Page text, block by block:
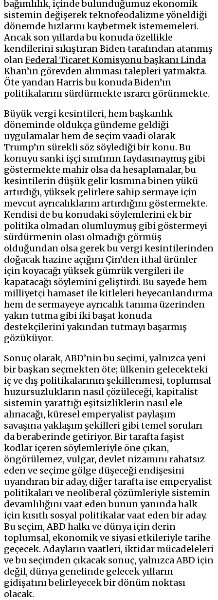
bağımlılık, içinde bulunduğumuz ekonomik
sistemin değişerek teknofeodalizme yöneldiği
dönemde hızlarını kaybetmek istememeleri.
Ancak son yıllarda bu konuda özellikle
kendilerini sıkıştıran Biden tarafından atanmış
olanFederal Ticaret Komisyonu başkanı Linda
Khan’ın görevden alınması talepleri yatmakta.
Öte yandan Harris bu konuda Biden’ın
politikalarını sürdürmekte ısrarcı görünmekte.
Büyük vergi kesintileri, hem başkanlık
döneminde oldukça gündeme geldiği
uygulamalar hem de seçim vaadi olarak
Trump’ın sürekli söz söylediği bir konu. Bu
konuyu sanki işçi sınıfının faydasınaymış gibi
göstermekte mahir olsa da hesaplamalar, bu
kesintilerin düşük gelir kısmına binen yükü
artırdığı, yüksek gelirlere sahip sermaye için
mevcut ayrıcalıklarını artırdığını göstermekte.
Kendisi de bu konudaki söylemlerini ek bir
politika olmadan olumluymuş gibi göstermeyi
sürdürmenin olası olmadığı görmüş
olduğundan olsa gerek bu vergi kesintilerinden
doğacak hazine açığını Çin’den ithal ürünler
için koyacağı yüksek gümrük vergileri ile
kapatacağı söylemini geliştirdi. Bu sayede hem
milliyetçi hamaset ile kitleleri heyecanlandırma
hem de sermayeye ayrıcalık tanıma üzerinden
yakın tutma gibi iki başat konuda
destekçilerini yakından tutmayı başarmış
gözüküyor.
Sonuç olarak, ABD’nin bu seçimi, yalnızca yeni
bir başkan seçmekten öte; ülkenin gelecekteki
iç ve dış politikalarının şekillenmesi, toplumsal
huzursuzlukların nasıl çözüleceği, kapitalist
sistemin yarattığı eşitsizliklerin nasıl ele
alınacağı, küresel emperyalist paylaşım
savaşına yaklaşım şekilleri gibi temel soruları
da beraberinde getiriyor. Bir tarafta faşist
kodlar içeren söylemleriyle öne çıkan,
öngörülemez, vulgar, devlet nizamını rahatsız
eden ve seçime gölge düşeceği endişesini
uyandıran bir aday, diğer tarafta ise emperyalist
politikaları ve neoliberal çözümleriyle sistemin
devamlılığını vaat eden bunun yanında halk
için kısıtlı sosyal politikalar vaat eden bir aday.
Bu seçim, ABD halkı ve dünya için derin
toplumsal, ekonomik ve siyasi etkileriyle tarihe
geçecek. Adayların vaatleri, iktidar mücadeleleri
ve bu seçimden çıkacak sonuç, yalnızca ABD için
değil, dünya genelinde gelecek yılların
gidişatını belirleyecek bir dönüm noktası
olacak.